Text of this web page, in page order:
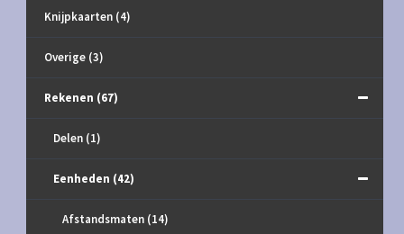
Knijpkaarten (4)
Overige (3)
Rekenen (67)
Delen (1)
Eenheden (42)
Afstandsmaten (14)